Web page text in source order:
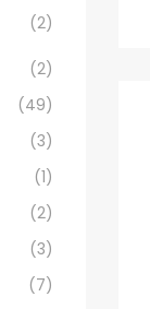
(2)
(2)
(49)
(3)
(1)
(2)
(3)
(7)